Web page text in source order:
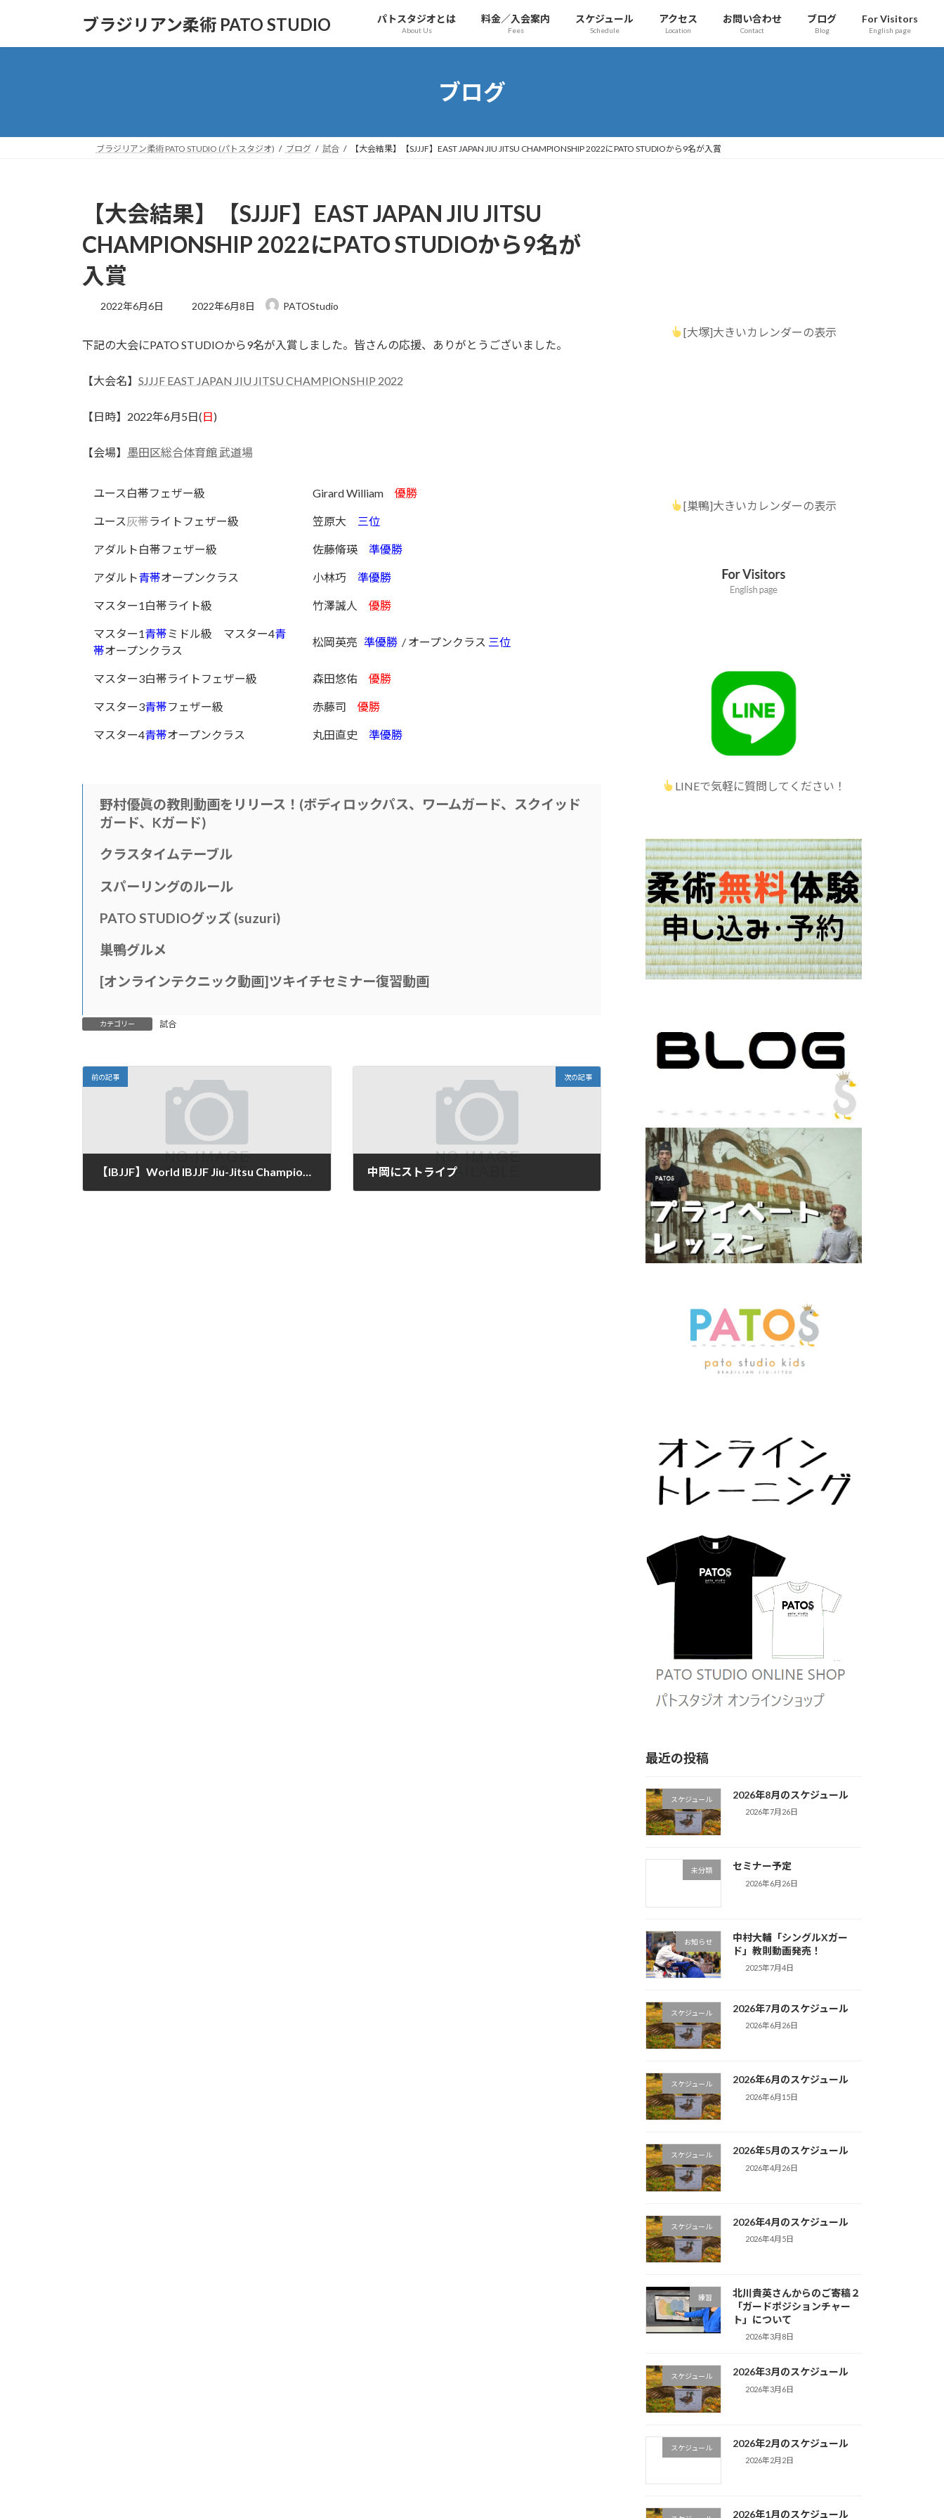
ブラジリアン柔術 PATO STUDIO パトスタジオとは
About Us
料金／入会案内
Fees
スケジュール
Schedule
アクセス
Location
お問い合わせ
Contact
ブログ
Blog
For Visitors
English page
ブログ
ブラジリアン柔術 PATO STUDIO (パトスタジオ) ブログ 試合 【大会結果】【SJJJF】EAST JAPAN JIU JITSU CHAMPIONSHIP 2022にPATO STUDIOから9名が入賞
【大会結果】【SJJJF】EAST JAPAN JIU JITSU
CHAMPIONSHIP 2022にPATO STUDIOから9名が
入賞
2022年6月6日
最
新
:
2022年6月8日 PATOStudio
下記の大会にPATO STUDIOから9名が入賞しました。皆さんの応援、ありがとうございました。
【大会名】 SJJJF EAST JAPAN JIU JITSU CHAMPIONSHIP 2022
【日時】2022年6月5日(日)
【会場】 墨田区総合体育館 武道場
ユース白帯フェザー級 Girard William 優勝
ユース灰帯ライトフェザー級 笠原大 三位
アダルト白帯フェザー級 佐藤脩瑛 準優勝
アダルト青帯オープンクラス 小林巧 準優勝
マスター1白帯ライト級 竹澤誠人 優勝
マスター1青帯ミドル級 マスター4青
帯オープンクラス
松岡英亮 準優勝 / オープンクラス 三位
マスター3白帯ライトフェザー級 森田悠佑 優勝
マスター3青帯フェザー級 赤藤司 優勝
マスター4青帯オープンクラス 丸田直史 準優勝
野村優眞の教則動画をリリース！(ボディロックパス、ワームガード、スクイッド
ガード、Kガード)
クラスタイムテーブル
スパーリングのルール
PATO STUDIOグッズ (suzuri)
巣鴨グルメ
[オンラインテクニック動画]ツキイチセミナー復習動画
カテゴリー 試合
前の記事
【IBJJF】World IBJJF Jiu-Jitsu Championship 2022にPATO STUDIOから1名が出場
次の記事
中岡にストライプ
[大塚]大きいカレンダーの表示
[巣鴨]大きいカレンダーの表示
LINEで気軽に質問してください！
最近の投稿
スケジュール 2026年8月のスケジュール
2026年7月26日
未分類 セミナー予定
2026年6月26日
お知らせ
中村大輔「シングルXガー
ド」教則動画発売！
2025年7月4日
スケジュール 2026年7月のスケジュール
2026年6月26日
スケジュール 2026年6月のスケジュール
2026年6月15日
スケジュール 2026年5月のスケジュール
2026年4月26日
スケジュール 2026年4月のスケジュール
2026年4月5日
練習
北川貴英さんからのご寄稿２
「ガードポジションチャー
ト」について
2026年3月8日
スケジュール 2026年3月のスケジュール
2026年3月6日
スケジュール 2026年2月のスケジュール
2026年2月2日
2026年1月のスケジュール